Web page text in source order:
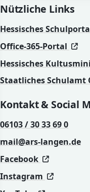
Nützliche Links
Hessisches
Office-365-Portal
Hessisches
Staatliches Schulamt
Kontakt & Social
06103 / 30 33 69 0
mail@ars-langen.de
Facebook
(öffnet in
(öffnet in
Instagram
(öffnet in
(öffnet in